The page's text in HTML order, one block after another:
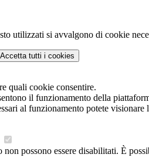
utilizzati si avvalgono di cookie
Accetta tutti i cookies
quali cookie consentire.
il funzionamento della
al funzionamento potete visionare
possono essere disabilitati. È